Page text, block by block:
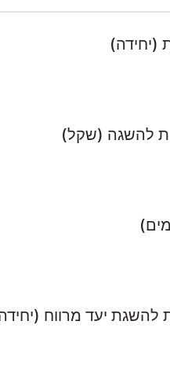
(יחידה)
להשגה (שקל)
להשגת יעד מרווח